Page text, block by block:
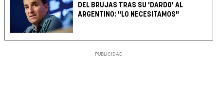
DEL BRUJAS TRAS SU 'DARDO' AL
ARGENTINO: "LO NECESITAMOS"